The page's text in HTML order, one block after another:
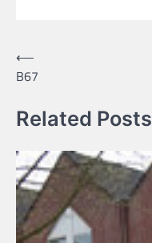
Beitragsnavigation
⟵
B67
Related Posts